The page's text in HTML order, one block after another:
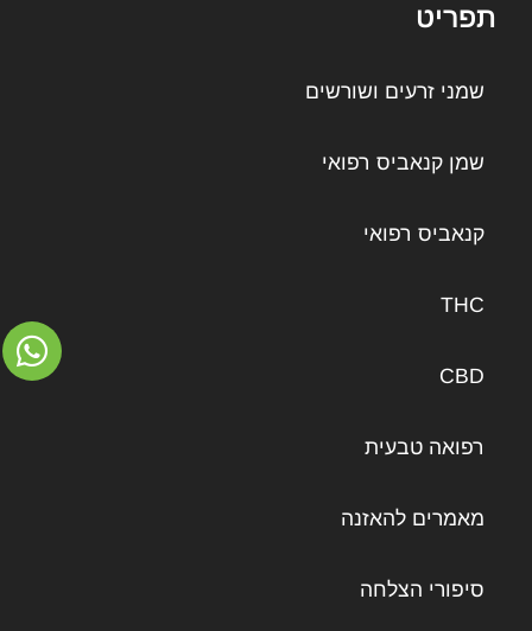
תפריט
שמני זרעים ושורשים
שמן קנאביס רפואי
קנאביס רפואי
THC
CBD
רפואה טבעית
מאמרים להאזנה
סיפורי הצלחה